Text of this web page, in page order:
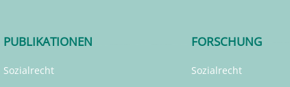
PUBLIKATIONEN
Sozialrecht
FORSCHUNG
Sozialrecht